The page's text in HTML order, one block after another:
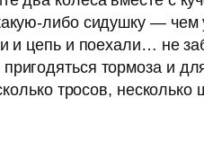
либо сидушку —
и цепь и поехали… не
тормоза и
тросов,